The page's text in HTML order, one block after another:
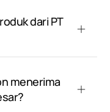
dari PT
menerima